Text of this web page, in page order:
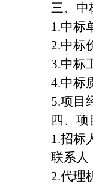
三、中
1.中标
2.中标
3.中标
4.中标
5.项目
四、项
1.招标
联系人
2.代理